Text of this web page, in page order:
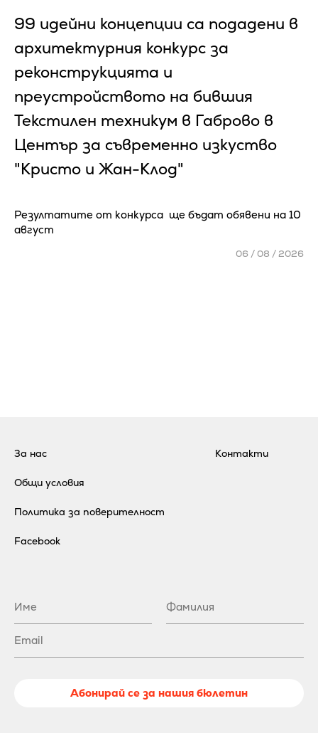
99 идейни концепции са подадени в
архитектурния конкурс за
реконструкцията и
преустройството на бившия
Текстилен техникум в Габрово в
Център за съвременно изкуство
"Кристо и Жан-Клод"
Резултатите от конкурса ще бъдат обявени на 10
август
06 / 08 / 2026
За нас
Общи условия
Политика за поверителност
Контакти
Facebook
Абонирай се за нашия бюлетин